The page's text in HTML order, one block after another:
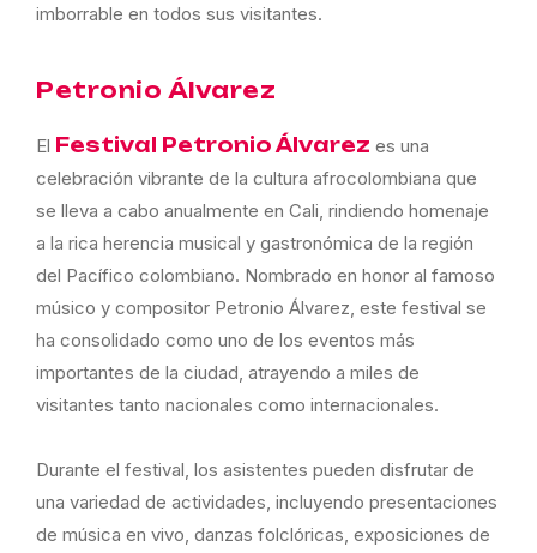
imborrable en todos sus visitantes.
Petronio Álvarez
El Festival Petronio Álvarez es una
celebración vibrante de la cultura afrocolombiana que
se lleva a cabo anualmente en Cali, rindiendo homenaje
a la rica herencia musical y gastronómica de la región
del Pacífico colombiano. Nombrado en honor al famoso
músico y compositor Petronio Álvarez, este festival se
ha consolidado como uno de los eventos más
importantes de la ciudad, atrayendo a miles de
visitantes tanto nacionales como internacionales.
Durante el festival, los asistentes pueden disfrutar de
una variedad de actividades, incluyendo presentaciones
de música en vivo, danzas folclóricas, exposiciones de